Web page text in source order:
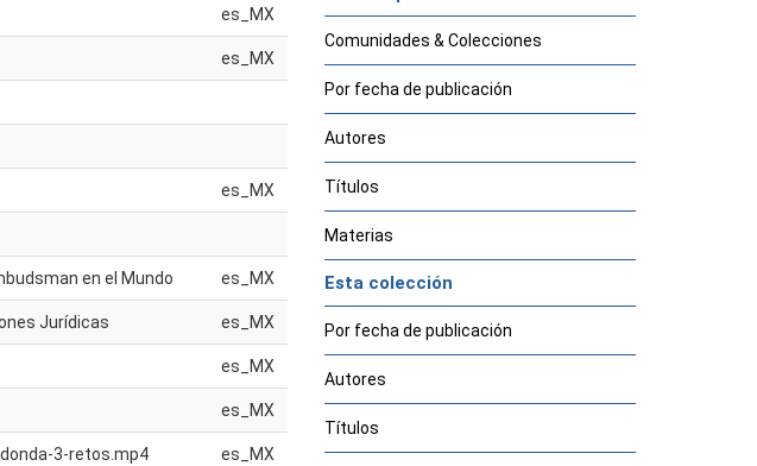
es_MX
es_MX
es_MX
en el Mundo es_MX
Jurídicas es_MX
es_MX
es_MX
3-retos.mp4 es_MX
Comunidades & Colecciones
Por fecha de publicación
Autores
Títulos
Materias
Esta colección
Por fecha de publicación
Autores
Títulos